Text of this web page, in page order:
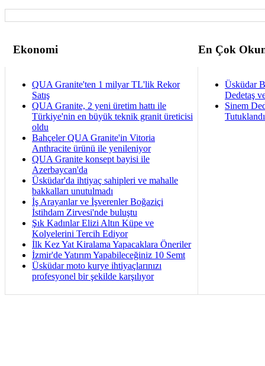
Ekonomi En Çok
QUA Granite'ten 1 milyar TL'lik Rekor
Satış
QUA Granite, 2 yeni üretim hattı ile
Türkiye'nin en büyük teknik granit üreticisi
oldu
Bahçeler QUA Granite'in Vitoria
Anthracite ürünü ile yenileniyor
QUA Granite konsept bayisi ile
Azerbaycan'da
Üsküdar'da ihtiyaç sahipleri ve mahalle
bakkalları unutulmadı
İş Arayanlar ve İşverenler Boğaziçi
İstihdam Zirvesi'nde buluştu
Şık Kadınlar Elizi Altın Küpe ve
Kolyelerini Tercih Ediyor
İlk Kez Yat Kiralama Yapacaklara Öneriler
İzmir'de Yatırım Yapabileceğiniz 10 Semt
Üsküdar moto kurye ihtiyaçlarınızı
profesyonel bir şekilde karşılıyor
Üsküdar
Dedetaş
Sinem